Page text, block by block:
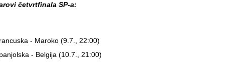
četvrtfinala SP-a:
- Maroko (9.7., 22:00)
- Belgija (10.7., 21:00)